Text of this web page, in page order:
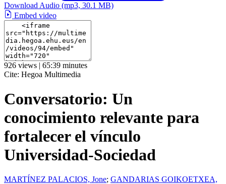
Download Audio (mp3, 30.1 MB)
Embed video
926 views | 65:39 minutes
Cite: Hegoa Multimedia
Conversatorio: Un
conocimiento relevante para
fortalecer el vínculo
Universidad-Sociedad
MARTÍNEZ PALACIOS, Jone; GANDARIAS GOIKOETXEA,